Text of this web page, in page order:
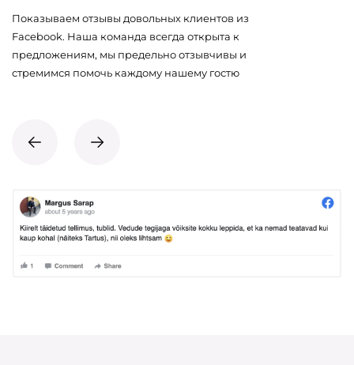
Показываем отзывы довольных клиентов из
Facebook. Наша команда всегда открыта к
предложениям, мы предельно отзывчивы и
стремимся помочь каждому нашему гостю